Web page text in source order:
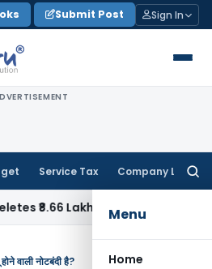
Submit Post Sign In
Service Tax Company Law
Menu
Home
Lakh Section 69A Addition, Rejects
वाली नोटबंदी है?